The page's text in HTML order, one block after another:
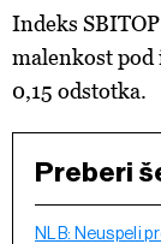
Indeks
malenkost pod
0,15 odstotka.
Preberi
NLB: Neuspeli